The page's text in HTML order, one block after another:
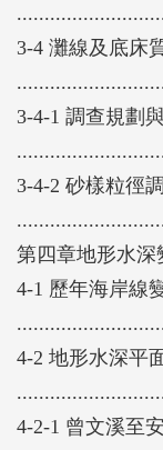
3-4 灘線及底床
3-4-1 調查規劃
3-4-2 砂樣粒徑
第四章地形水深
4-1 歷年海岸線
4-2 地形水深平
4-2-1 曾文溪至